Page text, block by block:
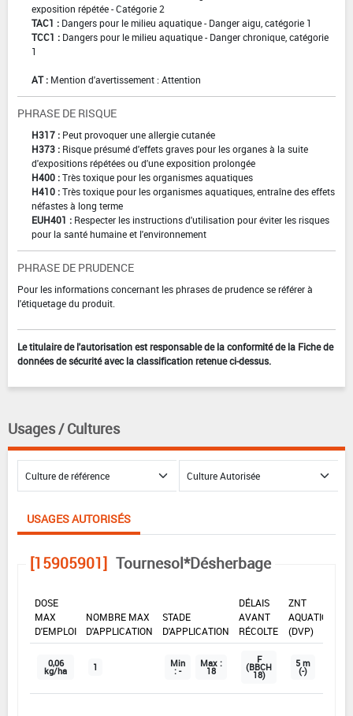
exposition répétée - Catégorie 2
TAC1 : Dangers pour le milieu aquatique - Danger aigu, catégorie 1
TCC1 : Dangers pour le milieu aquatique - Danger chronique, catégorie
1
AT : Mention d'avertissement : Attention
PHRASE DE RISQUE
H317 : Peut provoquer une allergie cutanée
H373 : Risque présumé d'effets graves pour les organes à la suite
d'expositions répétées ou d'une exposition prolongée
H400 :Très toxique pour les organismes aquatiques
H410 :Très toxique pour les organismes aquatiques, entraîne des effets
néfastes à long terme
EUH401 : Respecter les instructions d'utilisation pour éviter les risques
pour la santé humaine et l'environnement
PHRASE DE PRUDENCE
Pour les informations concernant les phrases de prudence se référer à
l'étiquetage du produit.
Le titulaire de l'autorisation est responsable de la conformité de la Fiche de
données de sécurité avec la classification retenue ci-dessus.
Usages / Cultures
USAGES AUTORISÉS
[15905901] Tournesol*Désherbage
DOSE
MAX
D'EMPLOI
NOMBRE MAX
D'APPLICATION
STADE
D'APPLICATION
DÉLAIS
AVANT
RÉCOLTE
ZNT
AQUATIQUE
(DVP)
0,06
kg/ha 1 Min
: -
Max :
18
F
(BBCH
18)
5 m
(-)